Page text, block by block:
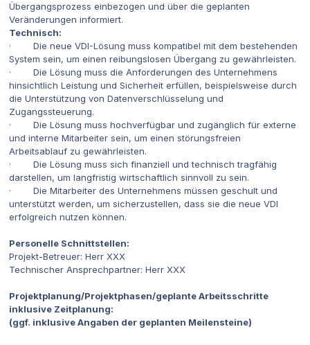
Übergangsprozess einbezogen und über die geplanten
Veränderungen informiert.
Technisch:
· Die neue VDI-Lösung muss kompatibel mit dem bestehenden
System sein, um einen reibungslosen Übergang zu gewährleisten.
· Die Lösung muss die Anforderungen des Unternehmens
hinsichtlich Leistung und Sicherheit erfüllen, beispielsweise durch
die Unterstützung von Datenverschlüsselung und
Zugangssteuerung.
· Die Lösung muss hochverfügbar und zugänglich für externe
und interne Mitarbeiter sein, um einen störungsfreien
Arbeitsablauf zu gewährleisten.
· Die Lösung muss sich finanziell und technisch tragfähig
darstellen, um langfristig wirtschaftlich sinnvoll zu sein.
· Die Mitarbeiter des Unternehmens müssen geschult und
unterstützt werden, um sicherzustellen, dass sie die neue VDI
erfolgreich nutzen können.
Personelle Schnittstellen:
Projekt-Betreuer: Herr XXX
Technischer Ansprechpartner: Herr XXX
Projektplanung/Projektphasen/geplante Arbeitsschritte
inklusive Zeitplanung:
(ggf. inklusive Angaben der geplanten Meilensteine)